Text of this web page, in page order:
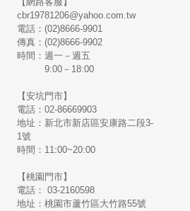
cbr19781206@yahoo.com.tw
電話：(02)8666-9901
傳真：(02)8666-9902
時間：週一－週五
9:00－18:00
【安坑門市】
電話：02-86669903
地址：新北市新店區安康路二段3-
1號
時間：11:00~20:00
【桃園門市】
電話： 03-2160598
地址：桃園市蘆竹區大竹路55號